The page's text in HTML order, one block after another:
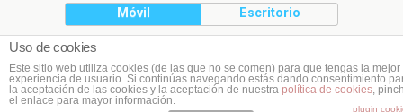
Móvil Escritorio
Uso de cookies
Este sitio web utiliza cookies (de las que no se comen) para que tengas la mejor
experiencia de usuario. Si continúas navegando estás dando consentimiento
la aceptación de las cookies y la aceptación de nuestra política de cookies ,
el enlace para mayor información.
plugin